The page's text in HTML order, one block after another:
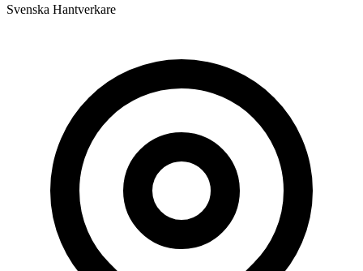
Svenska Hantverkare